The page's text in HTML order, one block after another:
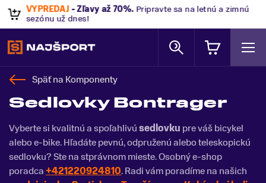
VÝPREDAJ- Zľavy až 70%. Pripravte sa na letnú a zimnú
sezónu už dnes!
Späť na Komponenty
Sedlovky Bontrager
Vyberte si kvalitnú a spoľahlivúsedlovku pre váš bicykel
alebo e-bike. Hľadáte pevnú, odpruženú alebo teleskopickú
sedlovku? Ste na stprávnom mieste. Osobný e-shop
poradca+421220924810. Radi vám poradíme na našich